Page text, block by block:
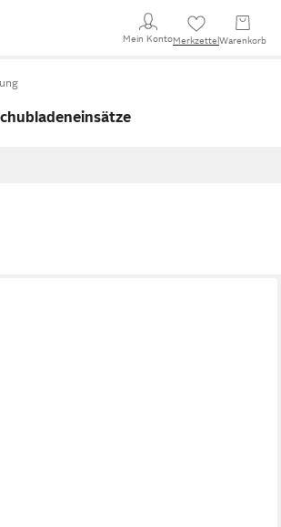
Mein KontoMerkzettel Warenkorb